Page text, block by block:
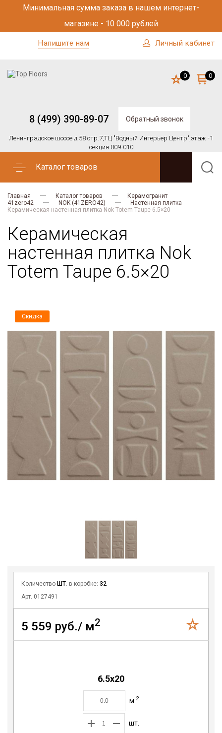
Минимальная сумма заказа в нашем интернет-
магазине - 10 000 рублей
Напишите нам Личный кабинет
8 (499) 390-89-07 Обратный звонок
Ленинградское шоссе д.58 стр.7,ТЦ "Водный Интерьер Центр",этаж -1
секция 009-010
0 0
Каталог товаров
Главная Каталог товаров
Керамогранит
41zero42
NOK (41ZERO42)
Настенная плитка
Керамическая настенная плитка Nok Totem Taupe 6.5×20
Керамическая
настенная плитка Nok
Totem Taupe 6.5×20
Скидка
Количество ШТ . в коробке: 32
Арт. 0127491
5 559 руб./ м2
6.5x20
м 2
шт.